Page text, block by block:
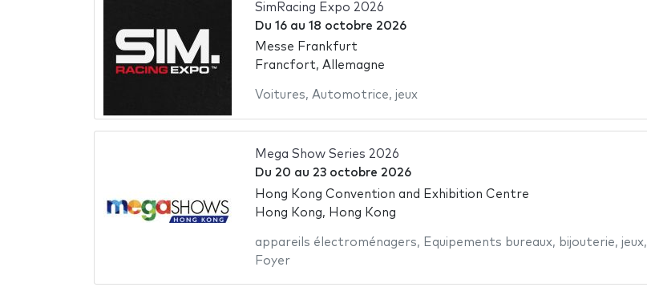
SimRacing Expo 2026
Du 16au 18 octobre 2026
Messe Frankfurt
Francfort, Allemagne
Voitures, Automotrice, jeux
Mega Show Series 2026
Du 20 au 23 octobre 2026
Hong Kong Convention and Exhibition Centre
Hong Kong, Hong Kong
appareils électroménagers, Equipements bureaux, bijouterie, jeux,
Foyer